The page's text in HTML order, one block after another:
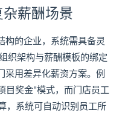
薪酬场景
构的企业，系统需具备灵
织架构与薪酬模板的绑定
采用差异化薪资方案。例
目奖金"模式，而门店员工
，系统可自动识别员工所